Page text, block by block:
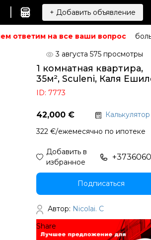
| + Добавить объявление
ответим на все ваши вопросы. Не
3 августа 575 просмотры
1 комнатная квартира,
35м², Sculeni, Каля
ID: 7773
42,000 €
Калькулятор
322 €/ежемесячно по ипотеке
Добавить в
избранное
Подписаться
Автор: Nicolai. C
Share